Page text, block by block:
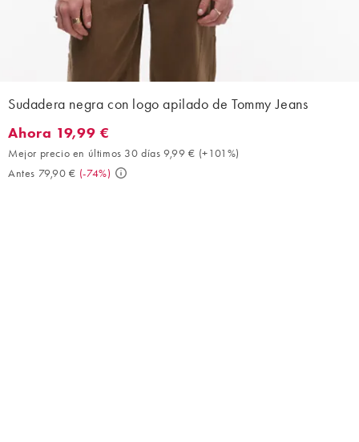
Sudadera negra con logo apilado de Tommy Jeans
Ahora 19,99 €. Mejor precio en últimos 30 días 9,99 € (+101%).
Ahora 19,99 €
Mejor precio en últimos 30 días 9,99 € (+101%)
Antes 79,90 € (-74%)